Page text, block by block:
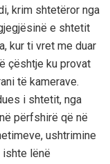
krim shtetëror nga
e shtetit
kur ti vret me duar
çështje ku provat
të kamerave.
i shtetit, nga
përfshirë që në
ushtrimine
lënë